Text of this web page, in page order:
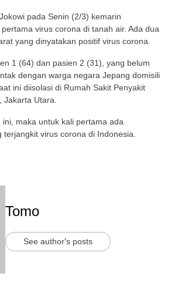
pada Senin (2/3) kemarin
virus corona di tanah air. Ada dua
yang dinyatakan positif virus corona.
1 (64) dan pasien 2 (31), yang belum
dengan warga negara Jepang domisili
ini diisolasi di Rumah Sakit Penyakit
Jakarta Utara.
maka untuk kali pertama ada
virus corona di Indonesia.
Tomo
See author's posts